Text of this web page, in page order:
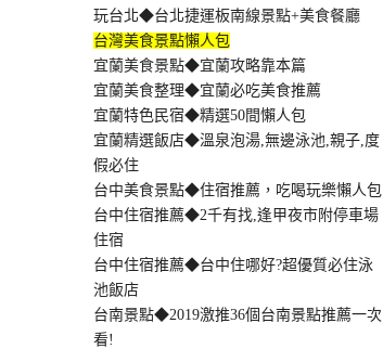
玩台北◆台北捷運板南線景點+美食餐廳
台灣美食景點懶人包
宜蘭美食景點◆宜蘭攻略靠本篇
宜蘭美食整理◆宜蘭必吃美食推薦
宜蘭特色民宿◆精選50間懶人包
宜蘭精選飯店◆溫泉泡湯,無邊泳池,親子,度
假必住
台中美食景點◆住宿推薦，吃喝玩樂懶人包
台中住宿推薦◆2千有找,逢甲夜市附停車場
住宿
台中住宿推薦◆台中住哪好?超優質必住泳
池飯店
台南景點◆2019激推36個台南景點推薦一次
看!